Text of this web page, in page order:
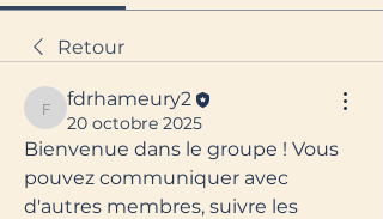
Retour
fdrhameury2
fdrhameury2
20 octobre 2025
Bienvenue dans le groupe ! Vous
pouvez communiquer avec
d'autres membres, suivre les